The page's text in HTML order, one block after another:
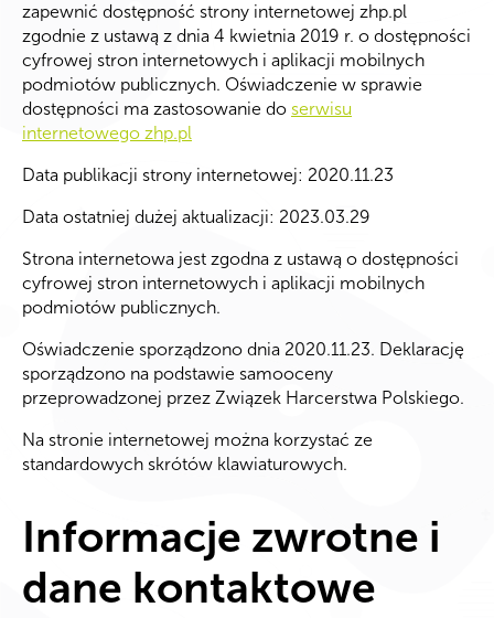
zapewnić dostępność strony internetowej zhp.pl
zgodnie z ustawą z dnia 4 kwietnia 2019 r. o dostępności
cyfrowej stron internetowych i aplikacji mobilnych
podmiotów publicznych. Oświadczenie w sprawie
dostępności ma zastosowanie do serwisu
internetowego zhp.pl
Data publikacji strony internetowej: 2020.11.23
Data ostatniej dużej aktualizacji: 2023.03.29
Strona internetowa jest zgodna z ustawą o dostępności
cyfrowej stron internetowych i aplikacji mobilnych
podmiotów publicznych.
Oświadczenie sporządzono dnia 2020.11.23. Deklarację
sporządzono na podstawie samooceny
przeprowadzonej przez Związek Harcerstwa Polskiego.
Na stronie internetowej można korzystać ze
standardowych skrótów klawiaturowych.
Informacje zwrotne i
dane kontaktowe